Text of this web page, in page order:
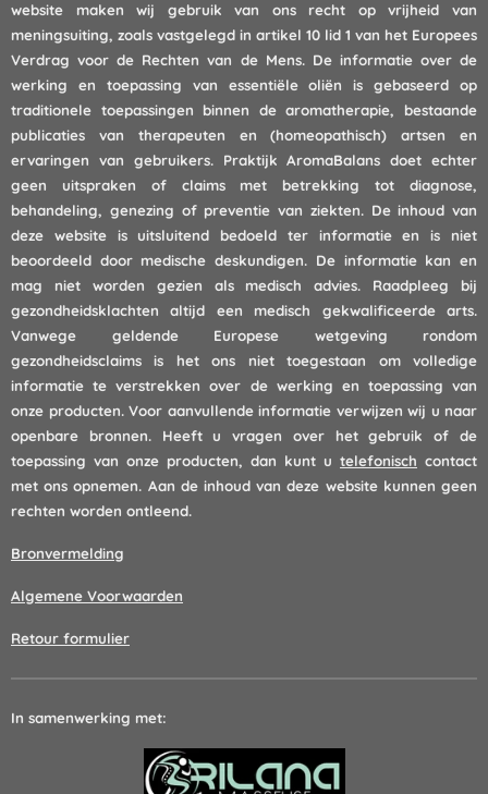
website maken wij gebruik van ons recht op vrijheid van
meningsuiting, zoals vastgelegd in artikel 10 lid 1 van het Europees
Verdrag voor de Rechten van de Mens. De informatie over de
werking en toepassing van essentiële oliën is gebaseerd op
traditionele toepassingen binnen de aromatherapie, bestaande
publicaties van therapeuten en (homeopathisch) artsen en
ervaringen van gebruikers. Praktijk AromaBalans doet echter
geen uitspraken of claims met betrekking tot diagnose,
behandeling, genezing of preventie van ziekten. De inhoud van
deze website is uitsluitend bedoeld ter informatie en is niet
beoordeeld door medische deskundigen. De informatie kan en
mag niet worden gezien als medisch advies. Raadpleeg bij
gezondheidsklachten altijd een medisch gekwalificeerde arts.
Vanwege geldende Europese wetgeving rondom
gezondheidsclaims is het ons niet toegestaan om volledige
informatie te verstrekken over de werking en toepassing van
onze producten. Voor aanvullende informatie verwijzen wij u naar
openbare bronnen. Heeft u vragen over het gebruik of de
toepassing van onze producten, dan kunt u telefonisch contact
met ons opnemen. Aan de inhoud van deze website kunnen geen
rechten worden ontleend.
Bronvermelding
Algemene Voorwaarden
Retour formulier
In samenwerking met: